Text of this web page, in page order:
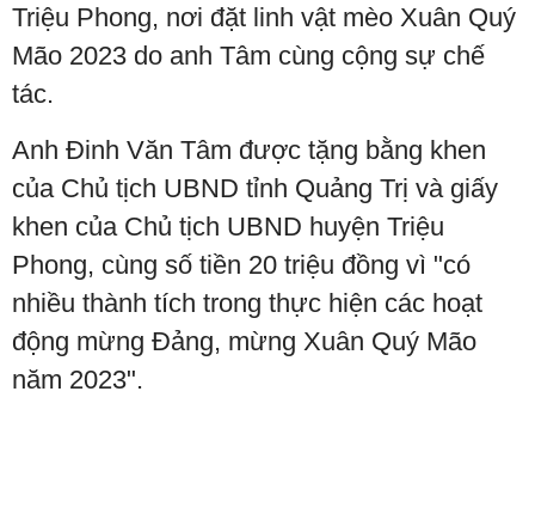
Triệu Phong, nơi đặt linh vật mèo Xuân Quý
Mão 2023 do anh Tâm cùng cộng sự chế
tác.
Anh Đinh Văn Tâm được tặng bằng khen
của Chủ tịch UBND tỉnh Quảng Trị và giấy
khen của Chủ tịch UBND huyện Triệu
Phong, cùng số tiền 20 triệu đồng vì "có
nhiều thành tích trong thực hiện các hoạt
động mừng Đảng, mừng Xuân Quý Mão
năm 2023".